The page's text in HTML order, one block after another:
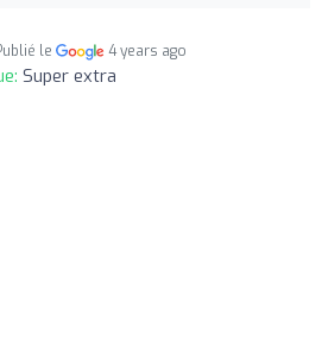
le 4 years ago
Super extra